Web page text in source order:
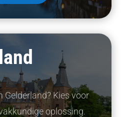
Gelderland? Kies voor
oplossing.